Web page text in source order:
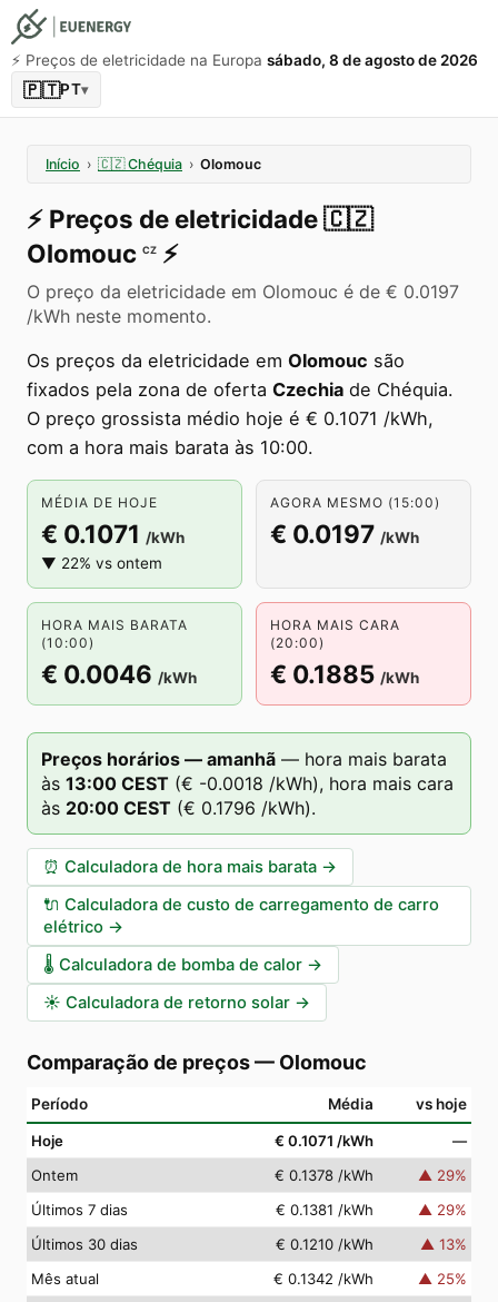
⚡️ Preços de eletricidade na Europa sábado, 8 de agosto de 2026
🇵🇹PT▾
Início › 🇨🇿 Chéquia › Olomouc
⚡️ Preços de eletricidade🇨🇿
Olomouc CZ ⚡️
O preço da eletricidade em Olomouc é de € 0.0197
/kWh neste momento.
Os preços da eletricidade em Olomouc são
fixados pela zona de oferta Czechia de Chéquia.
O preço grossista médio hoje é € 0.1071 /kWh,
com a hora mais barata às 10:00.
MÉDIA DE HOJE
€ 0.1071 /kWh
▼ 22% vs ontem
AGORA MESMO (15:00)
€ 0.0197 /kWh
HORA MAIS BARATA
(10:00)
€ 0.0046 /kWh
HORA MAIS CARA
(20:00)
€ 0.1885 /kWh
Preços horários — amanhã — hora mais barata
às 13:00 CEST (€ -0.0018 /kWh), hora mais cara
às 20:00 CEST (€ 0.1796 /kWh).
⏰ Calculadora de hora mais barata →
🔌 Calculadora de custo de carregamento de carro
elétrico →
🌡️ Calculadora de bomba de calor →
☀️ Calculadora de retorno solar →
Comparação de preços— Olomouc
Período Média vs hoje
Hoje € 0.1071 /kWh
—
Ontem
€ 0.1378 /kWh ▲ 29%
Últimos 7 dias
€ 0.1381 /kWh ▲ 29%
Últimos 30 dias
€ 0.1210 /kWh ▲ 13%
Mês atual
€ 0.1342 /kWh ▲ 25%